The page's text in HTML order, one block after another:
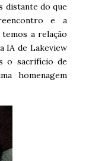
distante do que
e a
a relação
IA de Lakeview
o sacrifício de
homenagem